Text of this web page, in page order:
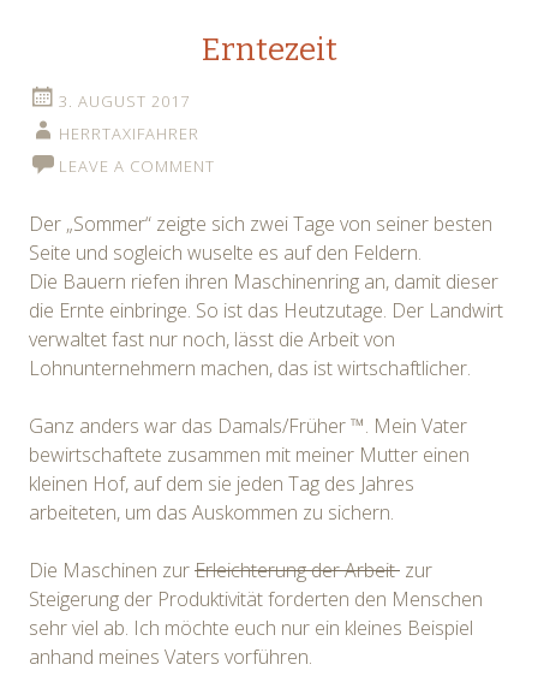
Erntezeit
3. AUGUST 2017
HERRTAXIFAHRER
LEAVE A COMMENT
Der „Sommer“ zeigte sich zwei Tage von seiner besten
Seite und sogleich wuselte es auf den Feldern.
Die Bauern riefen ihren Maschinenring an, damit dieser
die Ernte einbringe. So ist das Heutzutage. Der Landwirt
verwaltet fast nur noch, lässt die Arbeit von
Lohnunternehmern machen, das ist wirtschaftlicher.
Ganz anders war das Damals/Früher ™. Mein Vater
bewirtschaftete zusammen mit meiner Mutter einen
kleinen Hof, auf dem sie jeden Tag des Jahres
arbeiteten, um das Auskommen zu sichern.
Die Maschinen zurErleichterung der Arbeit zur
Steigerung der Produktivität forderten den Menschen
sehr viel ab. Ich möchte euch nur ein kleines Beispiel
anhand meines Vaters vorführen.